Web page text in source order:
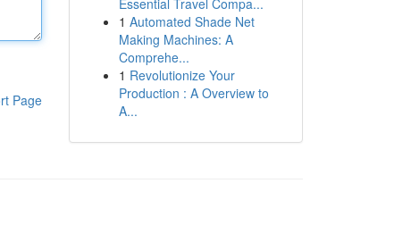
Page
Essential Travel Compa...
1 Automated Shade Net
Making Machines: A
Comprehe...
1 Revolutionize Your
Production : A Overview to
A...